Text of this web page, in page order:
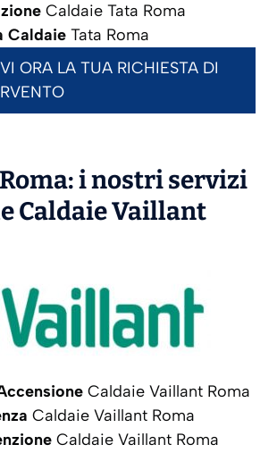
Caldaie Tata Roma
Caldaie Tata Roma
ORA LA TUA RICHIESTA DI
i nostri servizi
CaldaieVaillant
Caldaie Vaillant Roma
Caldaie Vaillant Roma
Caldaie Vaillant Roma